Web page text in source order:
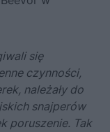
się
czynności,
należały do
snajperów
poruszenie. Tak